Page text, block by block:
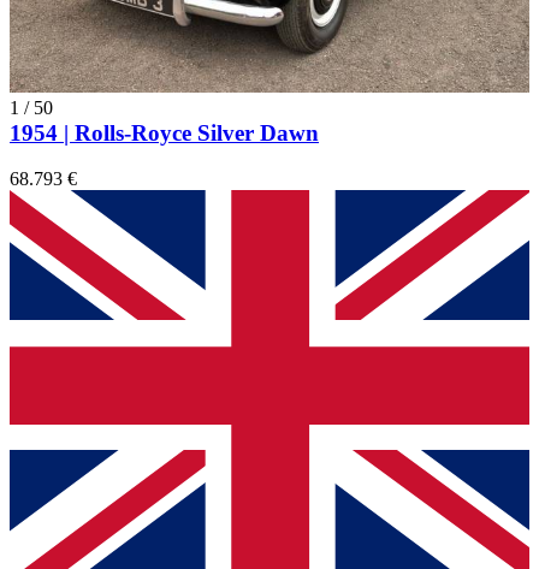
1 / 50
1954 | Rolls-Royce Silver Dawn
68.793 €